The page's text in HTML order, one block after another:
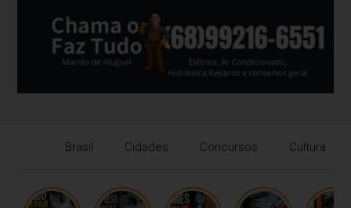
Brasil Cidades Concursos Cultura